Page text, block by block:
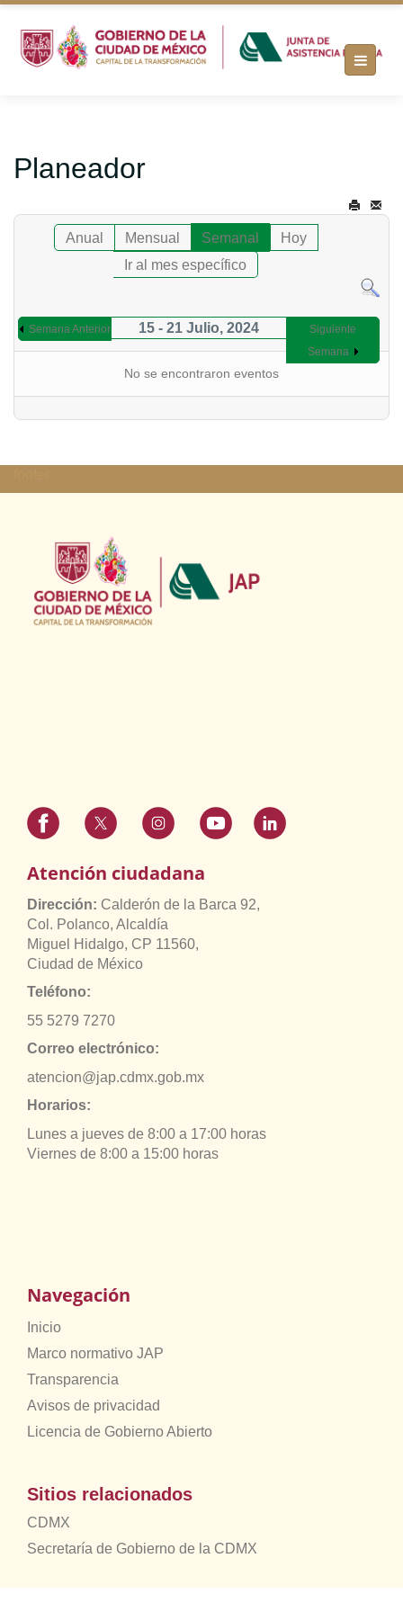
Planeador
Anual Mensual Semanal
Hoy
Ir al mes específico
Semana Anterior 15 - 21 Julio, 2024
Siguiente
Semana
No se encontraron eventos
Atención ciudadana
Dirección: Calderón de la Barca 92,
Col. Polanco, Alcaldía
Miguel Hidalgo, CP 11560,
Ciudad de México
Teléfono:
55 5279 7270
Correo electrónico:
atencion@jap.cdmx.gob.mx
Horarios:
Lunes a jueves de 8:00 a 17:00 horas
Viernes de 8:00 a 15:00 horas
Navegación
Inicio
Marco normativo JAP
Transparencia
Avisos de privacidad
Licencia de Gobierno Abierto
Sitios relacionados
CDMX
Secretaría de Gobierno de la CDMX